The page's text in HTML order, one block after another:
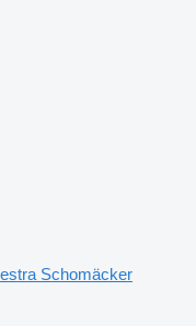
Schomäcker